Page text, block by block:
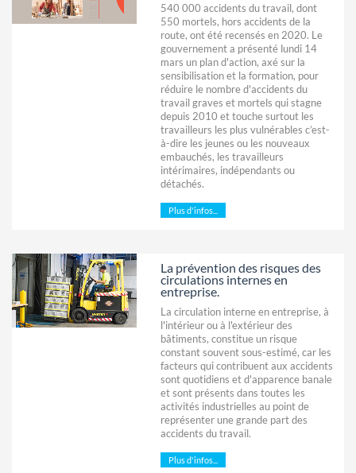
540 000 accidents du travail, dont
550 mortels, hors accidents de la
route, ont été recensés en 2020. Le
gouvernement a présenté lundi 14
mars un plan d'action, axé sur la
sensibilisation et la formation, pour
réduire le nombre d'accidents du
travail graves et mortels qui stagne
depuis 2010 et touche surtout les
travailleurs les plus vulnérables c’est-
à-dire les jeunes ou les nouveaux
embauchés, les travailleurs
intérimaires, indépendants ou
détachés.
Plus d'infos...
La prévention des risques des
circulations internes en
entreprise.
La circulation interne en entreprise, à
l'intérieur ou à l'extérieur des
bâtiments, constitue un risque
constant souvent sous-estimé, car les
facteurs qui contribuent aux accidents
sont quotidiens et d'apparence banale
et sont présents dans toutes les
activités industrielles au point de
représenter une grande part des
accidents du travail.
Plus d'infos...